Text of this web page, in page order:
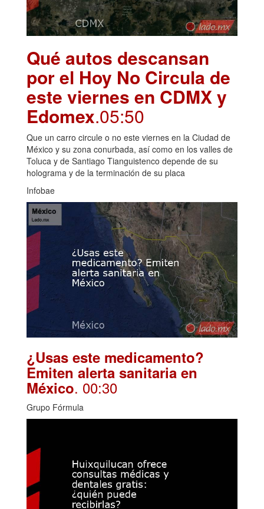
Qué autos descansan
por el Hoy No Circula de
este viernes en CDMX y
Edomex.05:50
Que un carro circule o no este viernes en la Ciudad de
México y su zona conurbada, así como en los valles de
Toluca y de Santiago Tianguistenco depende de su
holograma y de la terminación de su placa
Infobae
¿Usas este medicamento?
Emiten alerta sanitaria en
México. 00:30
Grupo Fórmula